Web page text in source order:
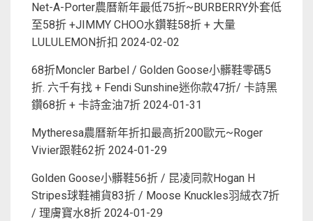
Net-A-Porter農曆新年最低75折~BURBERRY外套低
至58折 +JIMMY CHOO水鑽鞋58折 + 大量
LULULEMON折扣 2024-02-02
68折Moncler Barbel / Golden Goose小髒鞋零碼5
折. 六千有找 + Fendi Sunshine迷你款47折/ 卡詩黑
鑽68折 + 卡詩金油7折 2024-01-31
Mytheresa農曆新年折扣最高折200歐元~Roger
Vivier跟鞋62折 2024-01-29
Golden Goose小髒鞋56折 / 昆凌同款Hogan H
Stripes球鞋補貨83折 / Moose Knuckles羽絨衣7折
/ 理膚寶水8折 2024-01-29